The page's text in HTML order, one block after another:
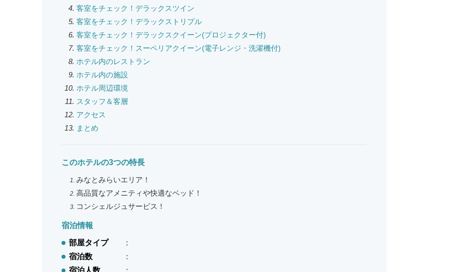
客室をチェック！デラックスツイン
客室をチェック！デラックストリプル
客室をチェック！デラックスクイーン(プロジェクター付)
客室をチェック！スーペリアクイーン(電子レンジ・洗濯機付)
ホテル内のレストラン
ホテル内の施設
ホテル周辺環境
スタッフ＆客層
アクセス
まとめ
このホテルの3つの特長
みなとみらいエリア！
高品質なアメニティや快適なベッド！
コンシェルジュサービス！
宿泊情報
部屋タイプ
：
宿泊数
：
宿泊人数
：